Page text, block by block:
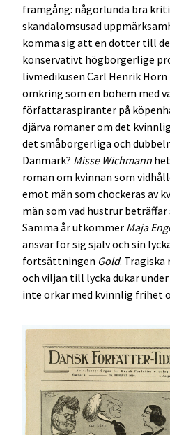
framgång: någorlunda bra
skandalomsusad
komma sig att en dotter till
konservativt högborgerlige
livmedikusen Carl Henrik
omkring som en bohem med
författaraspiranter på
djärva romaner om det
det småborgerliga och
Danmark? Misse Wichmann
roman om kvinnan som
emot män som chockeras av
män som vad hustrur
Samma år utkommer Maja
ansvar för sig själv och sin
fortsättningen Gold. Tragiska
och viljan till lycka dukar
inte orkar med kvinnlig frihet